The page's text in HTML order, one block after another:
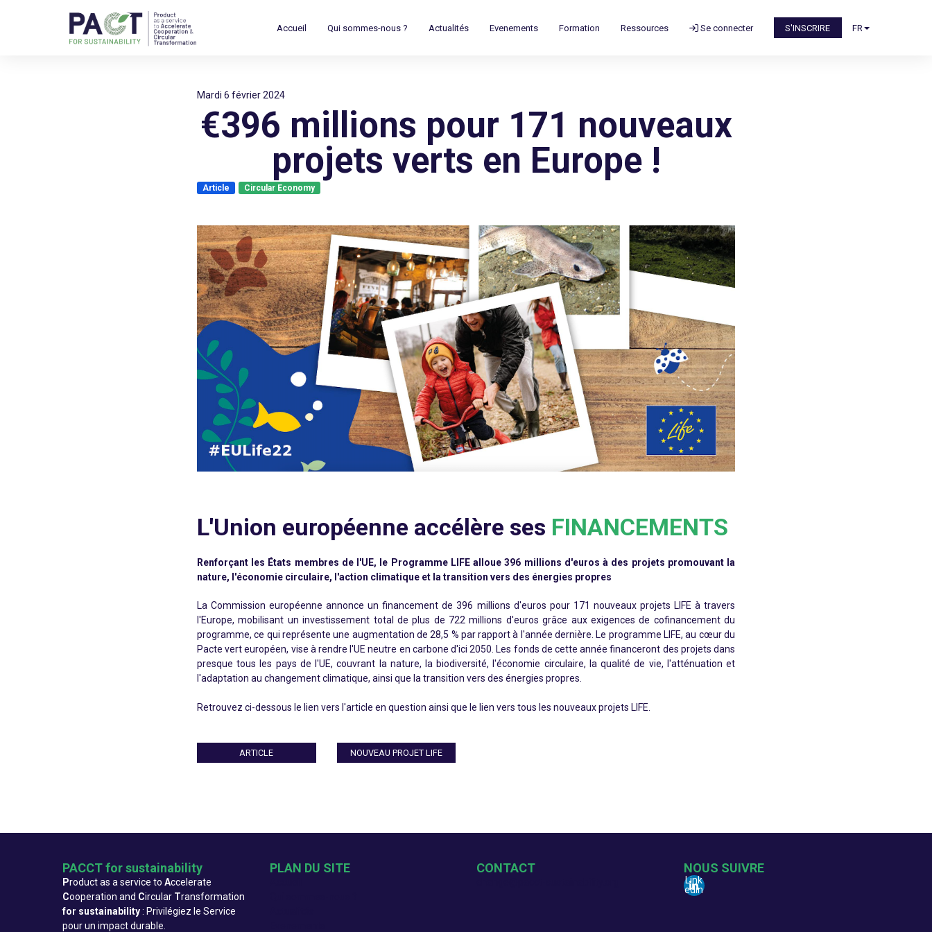
Accueil Qui sommes-nous ? Actualités Evenements Formation Ressources Se connecter S'INSCRIRE FR
mardi 6 février 2024
€396 millions pour 171 nouveaux
projets verts en Europe !
Article Circular Economy
L'Union européenne accélère ses FINANCEMENTS
Renforçant les États membres de l'UE, le Programme LIFE alloue 396 millions d'euros à des projets promouvant la
nature, l'économie circulaire, l'action climatique et la transition vers des énergies propres
La Commission européenne annonce un financement de 396 millions d'euros pour 171 nouveaux projets LIFE à travers
l'Europe, mobilisant un investissement total de plus de 722 millions d'euros grâce aux exigences de cofinancement du
programme, ce qui représente une augmentation de 28,5 % par rapport à l'année dernière. Le programme LIFE, au cœur du
Pacte vert européen, vise à rendre l'UE neutre en carbone d'ici 2050. Les fonds de cette année financeront des projets dans
presque tous les pays de l'UE, couvrant la nature, la biodiversité, l'économie circulaire, la qualité de vie, l'atténuation et
l'adaptation au changement climatique, ainsi que la transition vers des énergies propres.
Retrouvez ci-dessous le lien vers l'article en question ainsi que le lien vers tous les nouveaux projets LIFE.
ARTICLE NOUVEAU PROJET LIFE
PACCT for sustainability
Product as a service to Accelerate
Cooperation and Circular Transformation
for sustainability: Privilégiez le Service
pour un impact durable.
PLAN DU SITE CONTACT NOUS SUIVRE
Link
edin